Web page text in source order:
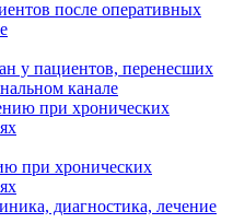
у пациентов, перенесших
канале
при хронических